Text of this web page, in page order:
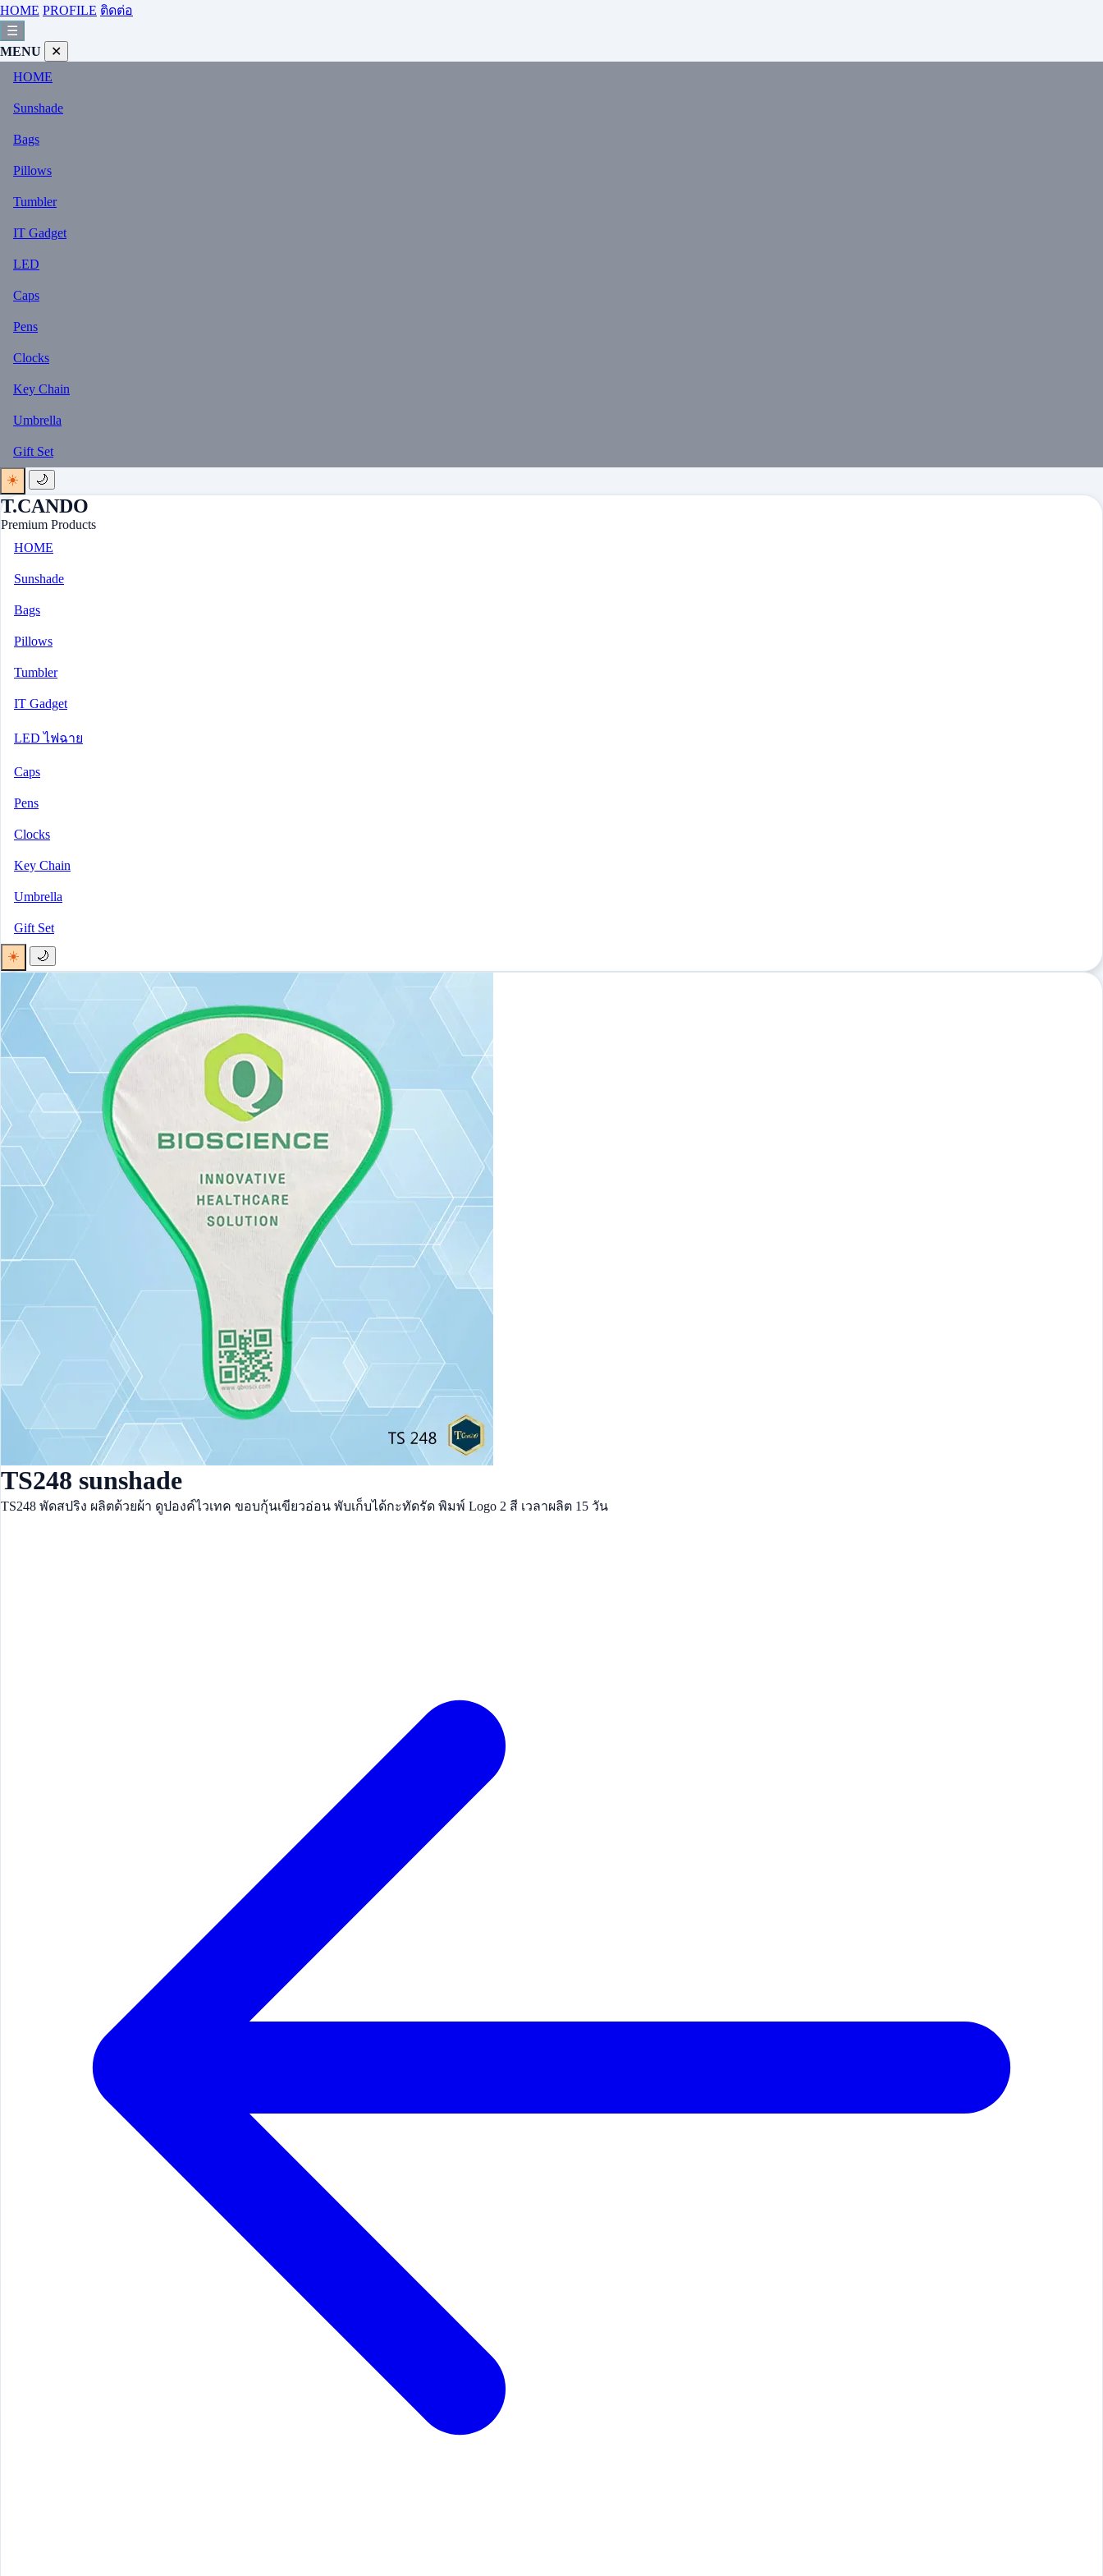
HOME PROFILE ติดต่อ
☰
MENU
✕
HOME
Sunshade
Bags
Pillows
Tumbler
IT Gadget
LED
Caps
Pens
Clocks
Key Chain
Umbrella
Gift Set
☀️
🌙
T.CANDO
Premium Products
HOME
Sunshade
Bags
Pillows
Tumbler
IT Gadget
LED ไฟฉาย
Caps
Pens
Clocks
Key Chain
Umbrella
Gift Set
☀️
🌙
TS248 sunshade
TS248 พัดสปริง ผลิตด้วยผ้า ดูปองค์ไวเทค ขอบกุ้นเขียวอ่อน พับเก็บได้กะทัดรัด พิมพ์ Logo 2 สี เวลาผลิต 15 วัน